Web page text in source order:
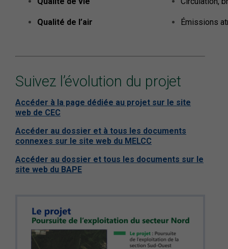
Qualité de l’air Émissions
Suivez l’évolution du projet
Accéder à la page dédiée au projet sur le site
web de CEC
Accéder au dossier et à tous les documents
connexes sur le site web du MELCC
Accéder au dossier et tous les documents sur le
site web du BAPE